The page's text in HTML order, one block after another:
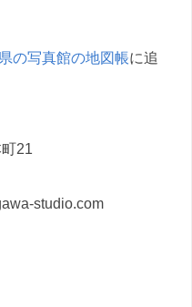
の写真館の地図帳に追
21
studio.com